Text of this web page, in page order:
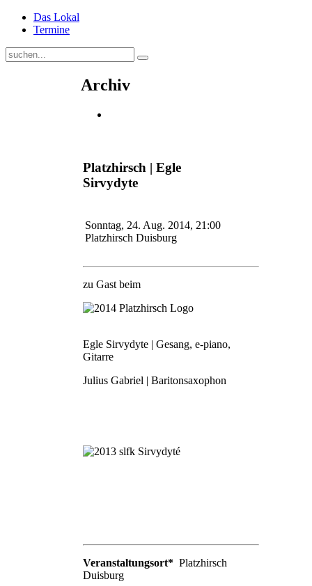
Das Lokal
Termine
Archiv
Platzhirsch | Egle
Sirvydyte
Sonntag, 24. Aug. 2014, 21:00
Platzhirsch Duisburg
zu Gast beim
Egle Sirvydyte | Gesang, e-piano,
Gitarre
Julius Gabriel | Baritonsaxophon
Veranstaltungsort* Platzhirsch
Duisburg